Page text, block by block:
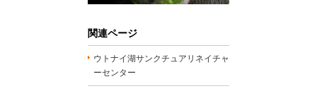
関連ページ
ウトナイ湖サンクチュアリネイチャ
ーセンター